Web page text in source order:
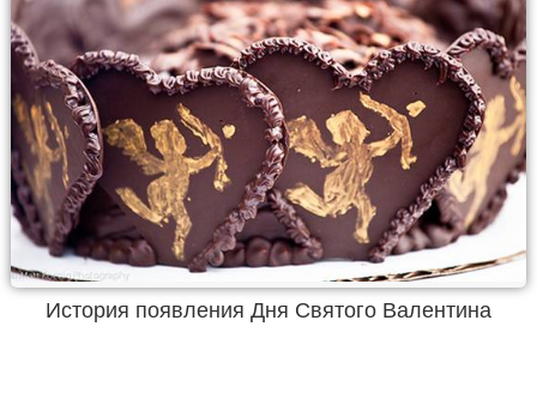
История появления Дня Святого Валентина